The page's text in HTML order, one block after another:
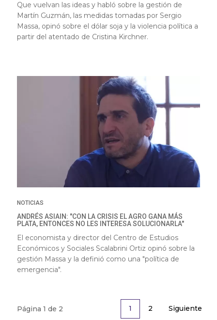
Que vuelvan las ideas y habló sobre la gestión de
Martín Guzmán, las medidas tomadas por Sergio
Massa, opinó sobre el dólar soja y la violencia política a
partir del atentado de Cristina Kirchner.
NOTICIAS
ANDRÉS ASIAIN: "CON LA CRISIS EL AGRO GANA MÁS
PLATA, ENTONCES NO LES INTERESA SOLUCIONARLA"
El economista y director del Centro de Estudios
Económicos y Sociales Scalabrini Ortiz opinó sobre la
gestión Massa y la definió como una "política de
emergencia".
1 2 Siguiente
Página 1 de 2